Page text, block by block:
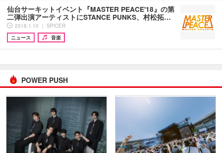
仙台サーキットイベント『MASTER PEACE'18』の第
二弾出演アーティストにSTANCE PUNKS、村松拓…
2018.1.10 ｜ SPICER
ニュース
音楽
POWER PUSH